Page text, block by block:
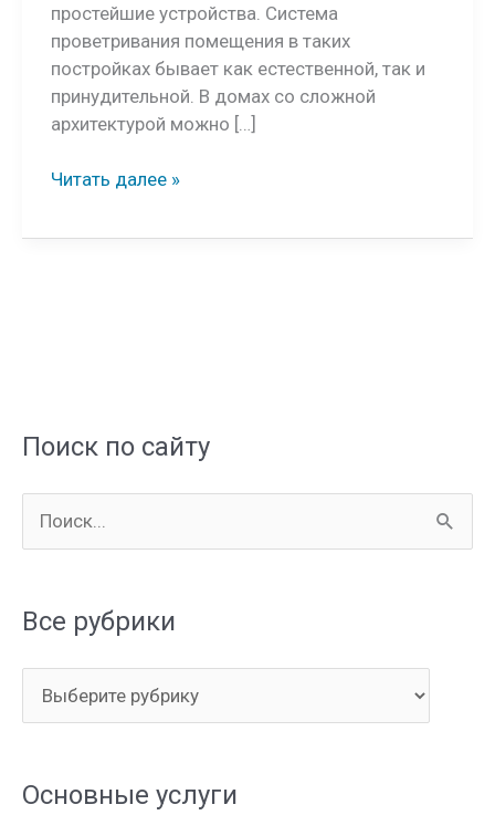
простейшие устройства. Система
проветривания помещения в таких
постройках бывает как естественной, так и
принудительной. В домах со сложной
архитектурой можно […]
Вентиляция
СИП-
Читать далее »
Поиск по сайту
о
с
Все рубрики
с
р
Основные услуги